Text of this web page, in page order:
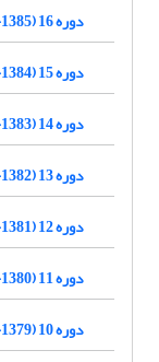
دوره 16 (1385-1386)
دوره 15 (1384-1385)
دوره 14 (1383-1384)
دوره 13 (1382-1383)
دوره 12 (1381-1382)
دوره 11 (1380-1381)
دوره 10 (1379-1380)